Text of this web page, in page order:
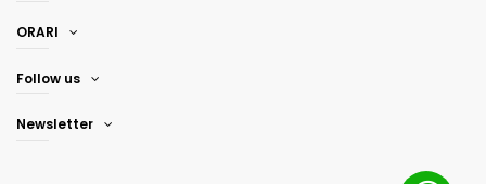
ORARI
Follow us
Newsletter